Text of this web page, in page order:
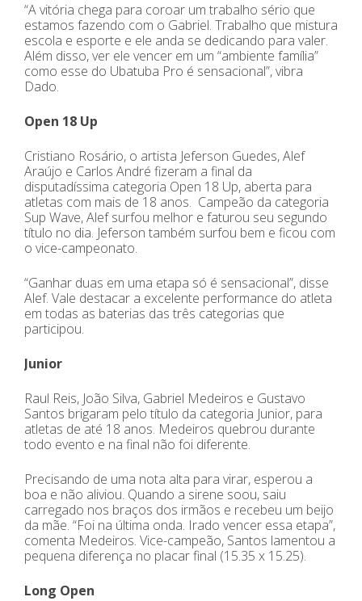
“A vitória chega para coroar um trabalho sério que
estamos fazendo com o Gabriel. Trabalho que mistura
escola e esporte e ele anda se dedicando para valer.
Além disso, ver ele vencer em um “ambiente família”
como esse do Ubatuba Pro é sensacional”, vibra
Dado.
Open 18 Up
Cristiano Rosário, o artista Jeferson Guedes, Alef
Araújo e Carlos André fizeram a final da
disputadíssima categoria Open 18 Up, aberta para
atletas com mais de 18 anos. Campeão da categoria
Sup Wave, Alef surfou melhor e faturou seu segundo
título no dia. Jeferson também surfou bem e ficou com
o vice-campeonato.
“Ganhar duas em uma etapa só é sensacional”, disse
Alef. Vale destacar a excelente performance do atleta
em todas as baterias das três categorias que
participou.
Junior
Raul Reis, João Silva, Gabriel Medeiros e Gustavo
Santos brigaram pelo título da categoria Junior, para
atletas de até 18 anos. Medeiros quebrou durante
todo evento e na final não foi diferente.
Precisando de uma nota alta para virar, esperou a
boa e não aliviou. Quando a sirene soou, saiu
carregado nos braços dos irmãos e recebeu um beijo
da mãe. “Foi na última onda. Irado vencer essa etapa”,
comenta Medeiros. Vice-campeão, Santos lamentou a
pequena diferença no placar final (15.35 x 15.25).
Long Open